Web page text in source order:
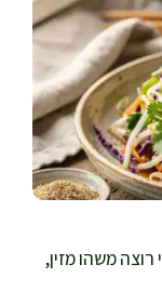
משהו מזין,